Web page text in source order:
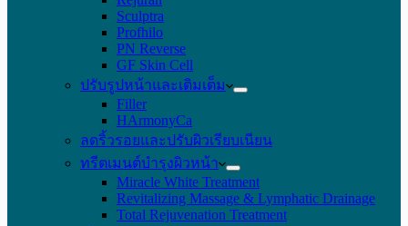
Sculptra
Profhilo
PN Reverse
GF Skin Cell
ปรับรูปหน้าและเติมเต็ม
Filler
HArmonyCa
ลดริ้วรอยและปรับผิวเรียบเนียน
ทรีตเมนต์บำรุงผิวหน้า
Miracle White Treatment
Revitalizing Massage & Lymphatic Drainage
Total Rejuvenation Treatment